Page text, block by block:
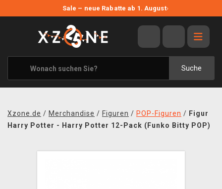
Sale – neue Rabatte ab 1. August›
Suche
ANGEBOTE
ALLE MARKEN
XZONE ORIGINALS
KLEIDUNG & ACCESSOIRES
BÜCHER & COMICS
Xzone.de / Merchandise / Figuren / POP-Figuren / Figur
Harry Potter - Harry Potter 12-Pack (Funko Bitty POP)